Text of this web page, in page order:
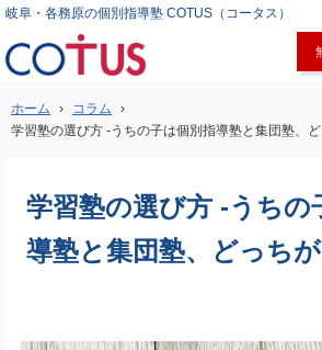
岐阜・各務原の個別指導塾 COTUS（コータス）
ホーム › コラム
›
学習塾の選び方 -うちの子は個別指導塾と集団塾、ど
学習塾の選び方 -うちの
導塾と集団塾、どっち